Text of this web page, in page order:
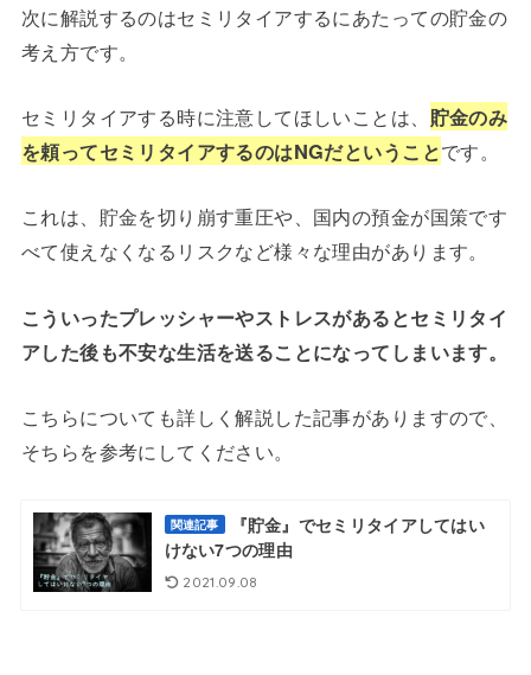
次に解説するのはセミリタイアするにあたっての貯金の
考え方です。
セミリタイアする時に注意してほしいことは、 貯金のみ
を頼ってセミリタイアするのはNGだということです。
これは、貯金を切り崩す重圧や、国内の預金が国策です
べて使えなくなるリスクなど様々な理由があります。
こういったプレッシャーやストレスがあるとセミリタイ
アした後も不安な生活を送ることになってしまいます。
こちらについても詳しく解説した記事がありますので、
そちらを参考にしてください。
関連記事
『貯金』でセミリタイアしてはい
けない7つの理由
2021.09.08